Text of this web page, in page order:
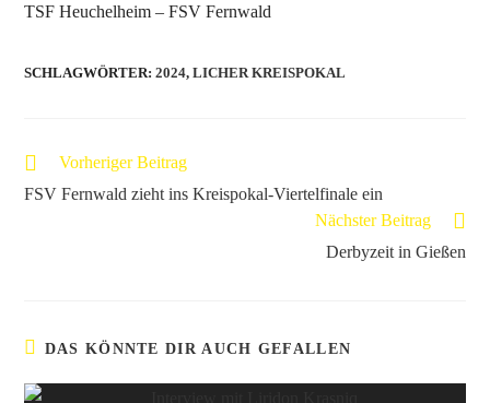
TSF Heuchelheim – FSV Fernwald
SCHLAGWÖRTER:2024, LICHER KREISPOKAL
Vorheriger Beitrag
FSV Fernwald zieht ins Kreispokal-Viertelfinale ein
Nächster Beitrag
Derbyzeit in Gießen
DAS KÖNNTE DIR AUCH GEFALLEN